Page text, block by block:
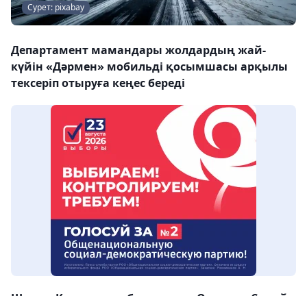
Сурет: pixabay
Департамент мамандары жолдардың жай-
күйін «Дәрмен» мобильді қосымшасы арқылы
тексеріп отыруға кеңес береді